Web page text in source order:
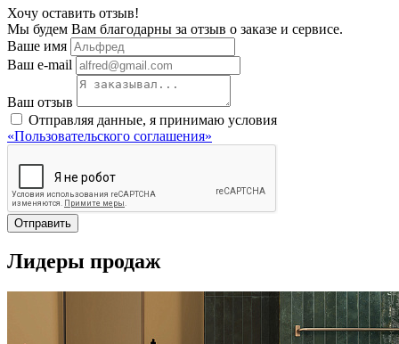
Хочу оставить отзыв!
Мы будем Вам благодарны за отзыв о заказе и сервисе.
Ваше имя
Ваш e-mail
Ваш отзыв
Отправляя данные, я принимаю условия
«Пользовательского соглашения»
Отправить
Лидеры продаж